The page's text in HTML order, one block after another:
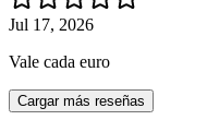
Jul 17, 2026
Vale cada euro
Cargar más reseñas